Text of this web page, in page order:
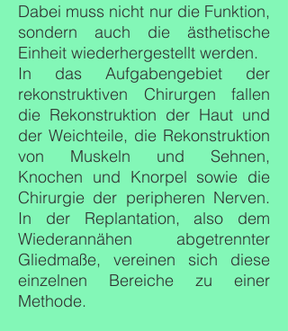
Dabei muss nicht nur die Funktion,
sondern auch die ästhetische
Einheit wiederhergestellt werden.
In das Aufgabengebiet der
rekonstruktiven Chirurgen fallen
die Rekonstruktion der Haut und
der Weichteile, die Rekonstruktion
von Muskeln und Sehnen,
Knochen und Knorpel sowie die
Chirurgie der peripheren Nerven.
In der Replantation, also dem
Wiederannähen abgetrennter
Gliedmaße, vereinen sich diese
einzelnen Bereiche zu einer
Methode.